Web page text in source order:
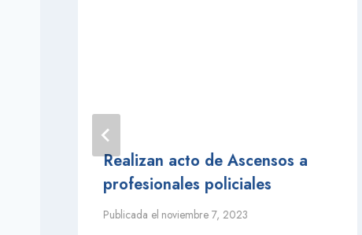
Realizan acto de Ascensos a
profesionales policiales
Publicada el noviembre 7, 2023